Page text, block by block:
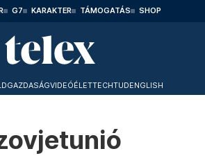
G7 KARAKTER TÁMOGATÁS SHOP
GAZDASÁGVIDEÓÉLETTECHTUDENGLISH